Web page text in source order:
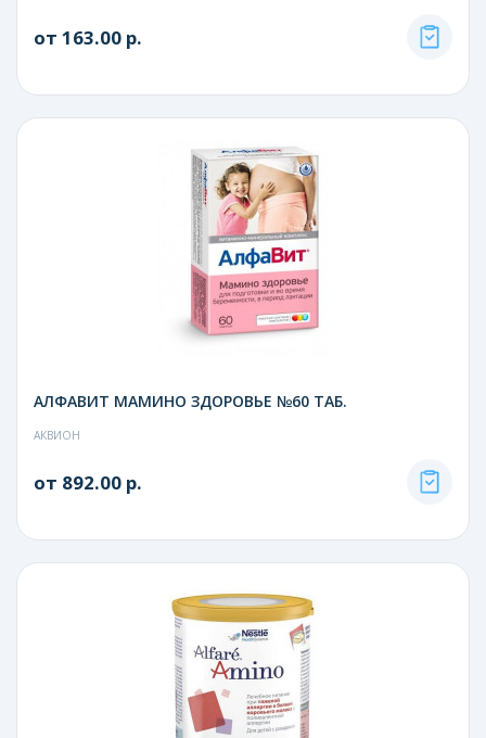
от 163.00 р.
АЛФАВИТ МАМИНО ЗДОРОВЬЕ №60 ТАБ.
АКВИОН
от 892.00 р.